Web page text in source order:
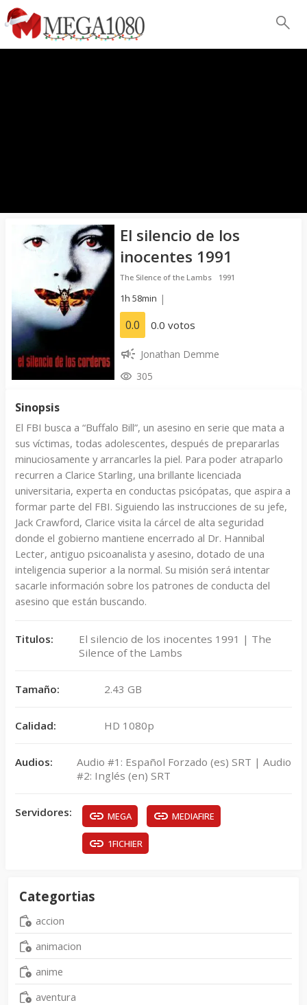
El silencio de los
inocentes 1991
The Silence of the Lambs 1991
1h 58min |
0.0 0.0 votos
Jonathan Demme
305
Sinopsis
El FBI busca a “Buffalo Bill”, un asesino en serie que mata a
sus víctimas, todas adolescentes, después de prepararlas
minuciosamente y arrancarles la piel. Para poder atraparlo
recurren a Clarice Starling, una brillante licenciada
universitaria, experta en conductas psicópatas, que aspira a
formar parte del FBI. Siguiendo las instrucciones de su jefe,
Jack Crawford, Clarice visita la cárcel de alta seguridad
donde el gobierno mantiene encerrado al Dr. Hannibal
Lecter, antiguo psicoanalista y asesino, dotado de una
inteligencia superior a la normal. Su misión será intentar
sacarle información sobre los patrones de conducta del
asesino que están buscando.
Titulos:
El silencio de los inocentes 1991 | The
Silence of the Lambs
Tamaño: 2.43 GB
Calidad: HD 1080p
Audios:
Audio #1: Español Forzado (es) SRT | Audio
#2: Inglés (en) SRT
Servidores: MEGA MEDIAFIRE
1FICHIER
Categortias
accion
animacion
anime
aventura